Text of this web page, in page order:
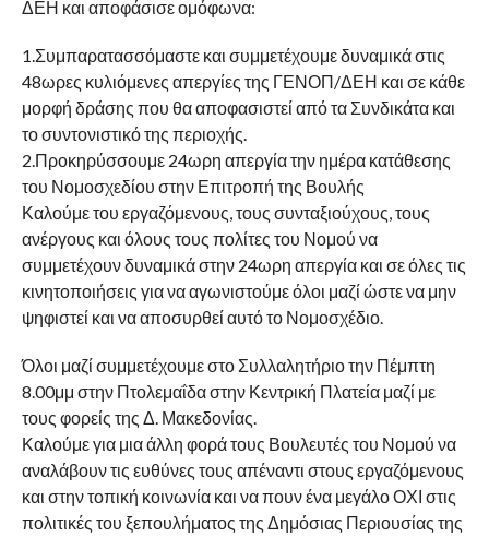
ΔΕΗ και αποφάσισε ομόφωνα:
1.Συμπαρατασσόμαστε και συμμετέχουμε δυναμικά στις
48ωρες κυλιόμενες απεργίες της ΓΕΝΟΠ/ΔΕΗ και σε κάθε
μορφή δράσης που θα αποφασιστεί από τα Συνδικάτα και
το συντονιστικό της περιοχής.
2.Προκηρύσσουμε 24ωρη απεργία την ημέρα κατάθεσης
του Νομοσχεδίου στην Επιτροπή της Βουλής
Καλούμε του εργαζόμενους, τους συνταξιούχους, τους
ανέργους και όλους τους πολίτες του Νομού να
συμμετέχουν δυναμικά στην 24ωρη απεργία και σε όλες τις
κινητοποιήσεις για να αγωνιστούμε όλοι μαζί ώστε να μην
ψηφιστεί και να αποσυρθεί αυτό το Νομοσχέδιο.
Όλοι μαζί συμμετέχουμε στο Συλλαλητήριο την Πέμπτη
8.00μμ στην Πτολεμαΐδα στην Κεντρική Πλατεία μαζί με
τους φορείς της Δ. Μακεδονίας.
Καλούμε για μια άλλη φορά τους Βουλευτές του Νομού να
αναλάβουν τις ευθύνες τους απέναντι στους εργαζόμενους
και στην τοπική κοινωνία και να πουν ένα μεγάλο ΟΧΙ στις
πολιτικές του ξεπουλήματος της Δημόσιας Περιουσίας της